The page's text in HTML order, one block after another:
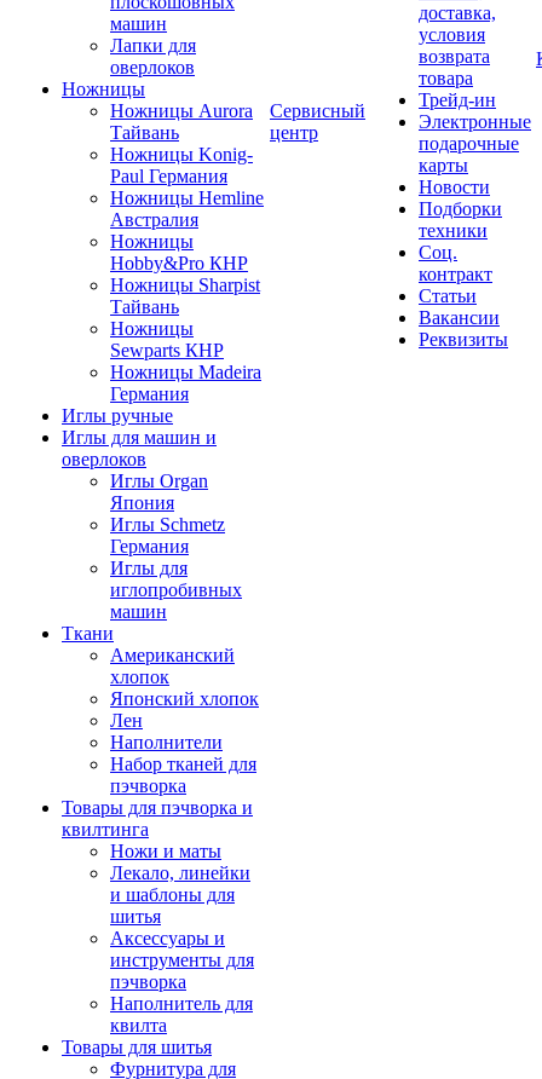
машин
Лапки для
оверлоков
Ножницы
Ножницы Aurora
Тайвань
Ножницы Konig-
Paul Германия
Ножницы Hemline
Австралия
Ножницы
Hobby&Pro КНР
Ножницы Sharpist
Тайвань
Ножницы
Sewparts КНР
Ножницы Madeira
Германия
Иглы ручные
Иглы для машин и
оверлоков
Иглы Organ
Япония
Иглы Schmetz
Германия
Иглы для
иглопробивных
машин
Ткани
Американский
хлопок
Японский хлопок
Лен
Наполнители
Набор тканей для
пэчворка
Товары для пэчворка и
квилтинга
Ножи и маты
Лекало, линейки
и шаблоны для
шитья
Аксессуары и
инструменты для
пэчворка
Наполнитель для
квилта
Товары для шитья
Фурнитура для
Сервисный
центр
доставка,
условия
возврата
товара
Трейд-ин
Электронные
подарочные
карты
Новости
Подборки
техники
Соц.
контракт
Статьи
Вакансии
Реквизиты